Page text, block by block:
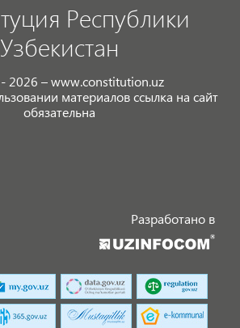
Республики
Узбекистан
2026 – www.constitution.uz
материалов ссылка на сайт
обязательна
Разработано в